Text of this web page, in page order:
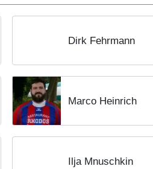
Dirk Fehrmann
Marco Heinrich
Ilja Mnuschkin